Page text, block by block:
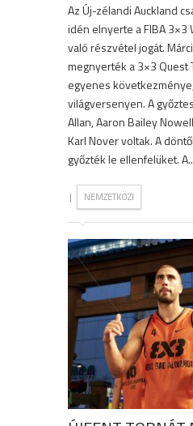
Az Új-zélandi Auckland
idén elnyerte a FIBA 3×3
való részvétel jogát.
megnyerték a 3×3 Quest
egyenes
világversenyen. A
Allan, Aaron Bailey
Karl Nover voltak. A
győzték le ellenfelüket.
| NEMZETKÖZI